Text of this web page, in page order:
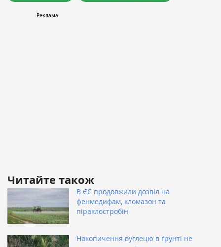
Читайте також
В ЄС продовжили дозвіл на
фенмедифам, кломазон та
піраклостробін
Накопичення вуглецю в ґрунті не